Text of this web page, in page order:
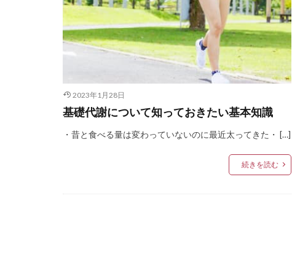
2023年1月28日
基礎代謝について知っておきたい基本知識
・昔と食べる量は変わっていないのに最近太ってきた・ […]
続きを読む